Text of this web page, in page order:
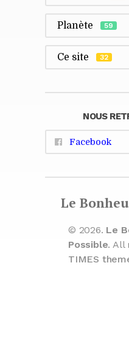
Planète 59
Ce site 32
NOUS
Facebook
Le
© 2026. Le
Possible. All